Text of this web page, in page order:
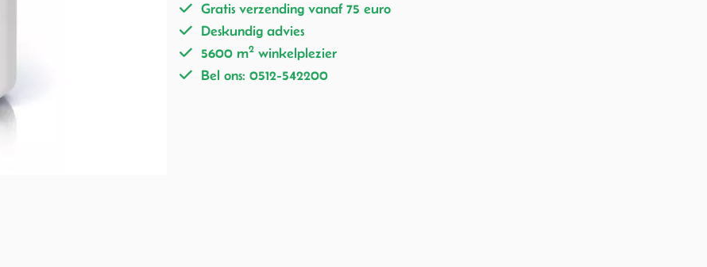
Gratis verzending vanaf 75 euro
Deskundig advies
5600 m2 winkelplezier
Bel ons: 0512-542200